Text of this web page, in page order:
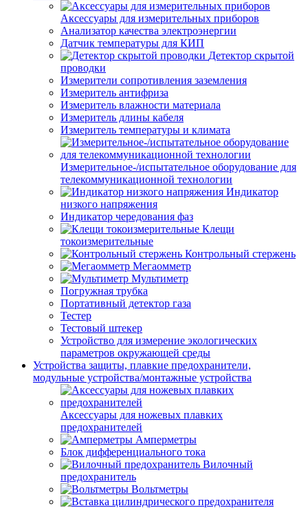
Аксессуары для измерительных приборов
Анализатор качества электроэнергии
Датчик температуры для КИП
Детектор скрытой
проводки
Измерители сопротивления заземления
Измеритель антифриза
Измеритель влажности материала
Измеритель длины кабеля
Измеритель температуры и климата
Измерительное-/испытательное оборудование для
телекоммуникационной технологии
Индикатор
низкого напряжения
Индикатор чередования фаз
Клещи
токоизмерительные
Контрольный стержень
Мегаомметр
Мультиметр
Погружная трубка
Портативный детектор газа
Тестер
Тестовый штекер
Устройство для измерение экологических
параметров окружающей среды
Устройства защиты, плавкие предохранители,
модульные устройства/монтажные устройства
Аксессуары для ножевых плавких
предохранителей
Амперметры
Блок дифференциального тока
Вилочный
предохранитель
Вольтметры